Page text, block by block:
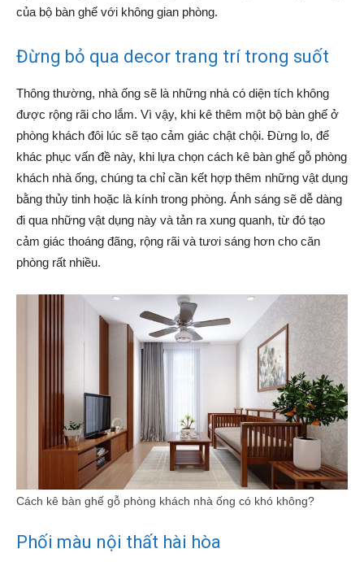
của bộ bàn ghế với không gian phòng.
Đừng bỏ qua decor trang trí trong suốt
Thông thường, nhà ống sẽ là những nhà có diện tích không
được rộng rãi cho lắm. Vì vậy, khi kê thêm một bộ bàn ghế ở
phòng khách đôi lúc sẽ tạo cảm giác chật chội. Đừng lo, để
khác phục vấn đề này, khi lựa chọn cách kê bàn ghế gỗ phòng
khách nhà ống, chúng ta chỉ cần kết hợp thêm những vật dụng
bằng thủy tinh hoặc là kính trong phòng. Ánh sáng sẽ dễ dàng
đi qua những vật dụng này và tản ra xung quanh, từ đó tạo
cảm giác thoáng đãng, rộng rãi và tươi sáng hơn cho căn
phòng rất nhiều.
Cách kê bàn ghế gỗ phòng khách nhà ống có khó không?
Phối màu nội thất hài hòa